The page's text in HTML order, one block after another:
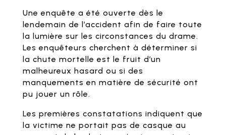
Une enquête a été ouverte dès le
lendemain de l’accident afin de faire toute
la lumière sur les circonstances du drame.
Les enquêteurs cherchent à déterminer si
la chute mortelle est le fruit d’un
malheureux hasard ou si des
manquements en matière de sécurité ont
pu jouer un rôle.
Les premières constatations indiquent que
la victime ne portait pas de casque au